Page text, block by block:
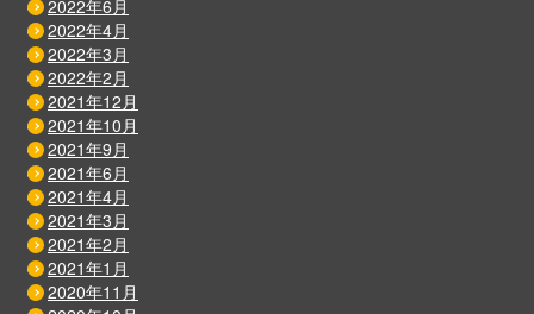
2022年6月
2022年4月
2022年3月
2022年2月
2021年12月
2021年10月
2021年9月
2021年6月
2021年4月
2021年3月
2021年2月
2021年1月
2020年11月